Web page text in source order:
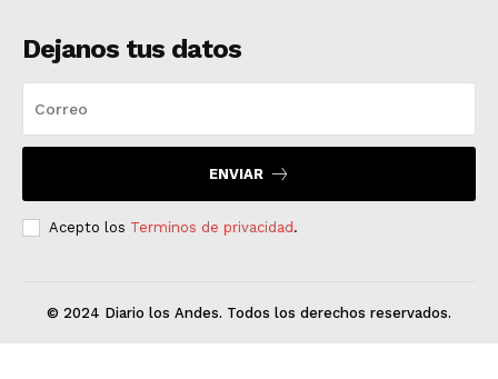
Dejanos tus datos
ENVIAR
Acepto los Terminos de privacidad.
© 2024 Diario los Andes. Todos los derechos reservados.